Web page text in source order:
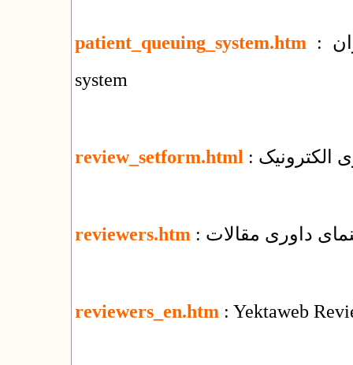
patient_queuing_system.htm : سامانه نوبت دهی بیماران : patient queuing
system
review_setform.html الکترونیک
reviewers.htm داوری مقالات
reviewers_en.htm : Yektaweb